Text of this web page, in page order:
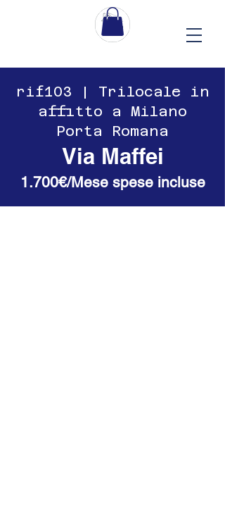
​​rif103 | Trilocale in
affitto a Milano
Porta Romana
Via Maffei
1.700€/Mese spese incluse